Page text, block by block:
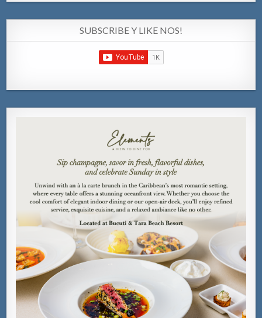
SUBSCRIBE Y LIKE NOS!